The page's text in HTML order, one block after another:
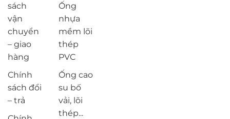
sách
vận
chuyển
– giao
hàng
Chính
sách đổi
– trả
Ống
nhựa
mềm lõi
thép
PVC
Ống cao
su bố
vải, lõi
thép...